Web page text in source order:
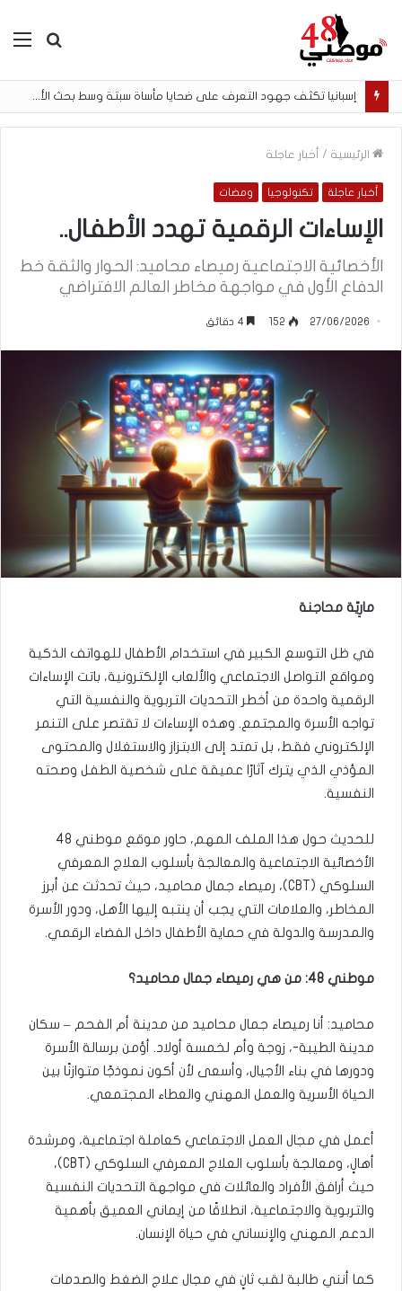
بحث
إسبانيا تكثف جهود التعرف على ضحايا مأساة سبتة وسط بحث الأسر عن المفقودين
الرئيسية / أخبار عاجلة
أخبار عاجلة تكنولوجيا ومضات
الإساءات الرقمية تهدد الأطفال..
الأخصائية الاجتماعية رميصاء محاميد: الحوار والثقة خط
الدفاع الأول في مواجهة مخاطر العالم الافتراضي
27/06/2026
152
مارِيّة محاجنة
في ظل التوسع الكبير في استخدام الأطفال للهواتف الذكية
ومواقع التواصل الاجتماعي والألعاب الإلكترونية، باتت الإساءات
الرقمية واحدة من أخطر التحديات التربوية والنفسية التي
تواجه الأسرة والمجتمع. وهذه الإساءات لا تقتصر على التنمر
الإلكتروني فقط، بل تمتد إلى الابتزاز والاستغلال والمحتوى
المؤذي الذي يترك آثارًا عميقة على شخصية الطفل وصحته
النفسية.
للحديث حول هذا الملف المهم، حاور موقع موطني 48
الأخصائية الاجتماعية والمعالجة بأسلوب العلاج المعرفي
السلوكي (CBT)، رميصاء جمال محاميد، حيث تحدثت عن أبرز
المخاطر، والعلامات التي يجب أن ينتبه إليها الأهل، ودور الأسرة
والمدرسة والدولة في حماية الأطفال داخل الفضاء الرقمي.
موطني 48: من هي رميصاء جمال محاميد؟
محاميد: أنا رميصاء جمال محاميد من مدينة أم الفحم – سكان
مدينة الطيبة-، زوجة وأم لخمسة أولاد. أؤمن برسالة الأسرة
ودورها في بناء الأجيال، وأسعى لأن أكون نموذجًا متوازنًا بين
الحياة الأسرية والعمل المهني والعطاء المجتمعي.
أعمل في مجال العمل الاجتماعي كعاملة اجتماعية، ومرشدة
أهالٍ، ومعالجة بأسلوب العلاج المعرفي السلوكي (CBT)،
حيث أرافق الأفراد والعائلات في مواجهة التحديات النفسية
والتربوية والاجتماعية، انطلاقًا من إيماني العميق بأهمية
الدعم المهني والإنساني في حياة الإنسان.
كما أنني طالبة لقب ثانٍ في مجال علاج الضغط والصدمات